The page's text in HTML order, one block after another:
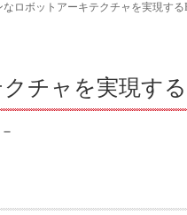
なロボットアーキテクチャを実現す
チャを実現す